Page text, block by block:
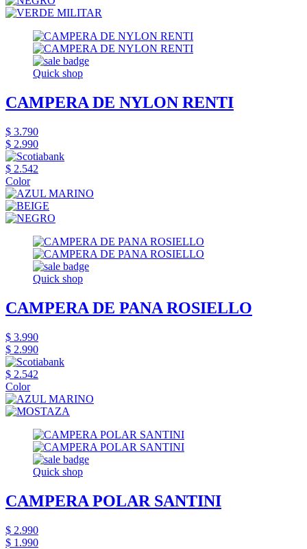
Quick shop
CAMPERA DE NYLON RENTI
$ 3.790
$ 2.990
$ 2.542
Color
Quick shop
CAMPERA DE PANA ROSIELLO
$ 3.990
$ 2.990
$ 2.542
Color
Quick shop
CAMPERA POLAR SANTINI
$ 2.990
$ 1.990